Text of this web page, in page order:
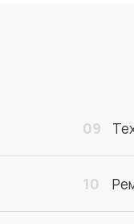
09
10